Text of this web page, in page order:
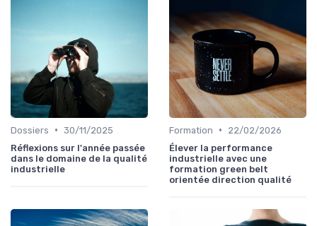
Dossiers • 30/11/2025
Réflexions sur l'année passée
dans le domaine de la qualité
industrielle
Formation •
22/02/2026
Élever la performance
industrielle avec une
formation green belt
orientée direction qualité